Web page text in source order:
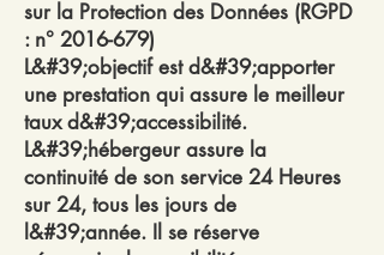
sur la Protection des Données (RGPD
: n° 2016-679)
L&#39;objectif est d&#39;apporter
une prestation qui assure le meilleur
taux d&#39;accessibilité.
L&#39;hébergeur assure la
continuité de son service 24 Heures
sur 24, tous les jours de
l&#39;année. Il se réserve